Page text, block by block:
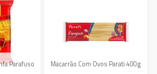
Parafuso Macarrão Com Ovos Parati 400g